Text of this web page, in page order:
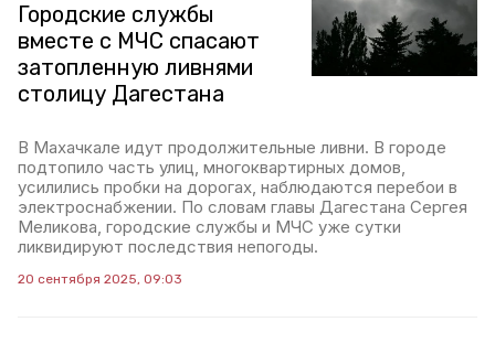
Городские службы
вместе с МЧС спасают
затопленную ливнями
столицу Дагестана
В Махачкале идут продолжительные ливни. В городе
подтопило часть улиц, многоквартирных домов,
усилились пробки на дорогах, наблюдаются перебои в
электроснабжении. По словам главы Дагестана Сергея
Меликова, городские службы и МЧС уже сутки
ликвидируют последствия непогоды.
20 сентября 2025, 09:03